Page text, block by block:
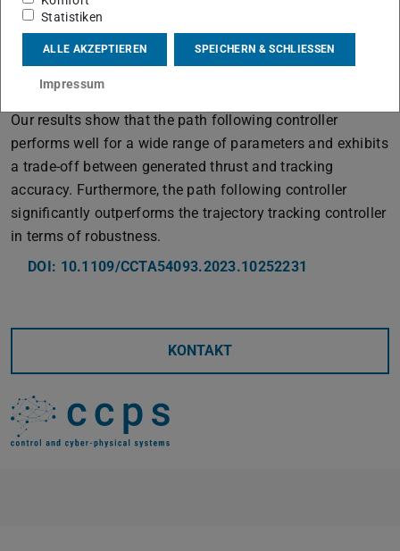
improves the performance of both path following and
trajectory tracking. In case of the trajectory tracking
controller the improvements allow to mask its inherent
used to compensate an unfavorable problem formulation.
Our results show that the path following controller
performs well for a wide range of parameters and exhibits
a trade-off between generated thrust and tracking
accuracy. Furthermore, the path following controller
significantly outperforms the trajectory tracking controller
in terms of robustness.
DOI: 10.1109/CCTA54093.2023.10252231
KONTAKT
Statistiken
ALLE AKZEPTIEREN SPEICHERN & SCHLIESSEN
Impressum